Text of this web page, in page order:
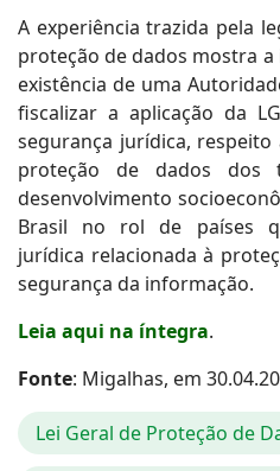
A experiência trazida pela
proteção de dados mostra
existência de uma
fiscalizar a aplicação da
segurança jurídica,
proteção de dados dos
desenvolvimento
Brasil no rol de países
jurídica relacionada à
segurança da informação.
Leia aqui na íntegra.
Fonte: Migalhas, em
Lei Geral de Proteção de